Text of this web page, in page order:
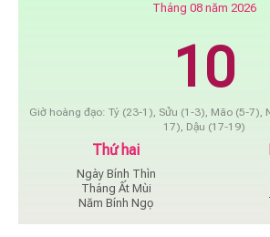
Tháng 08 năm 2026
10
Giờ hoàng đạo: Tý (23-1), Sửu (1-3), Mão (5-7),
17), Dậu (17-19)
Thứ hai
Ngày Bính Thìn
Tháng Ất Mùi
Năm Bính Ngọ